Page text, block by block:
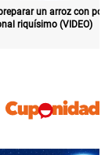
un arroz con pollo
riquísimo (VIDEO)